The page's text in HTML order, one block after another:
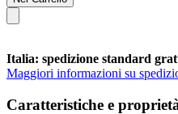
Italia: spedizione standard
Maggiori informazioni su
Caratteristiche e